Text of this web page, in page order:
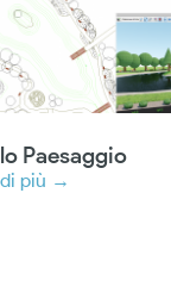
Paesaggio
più →